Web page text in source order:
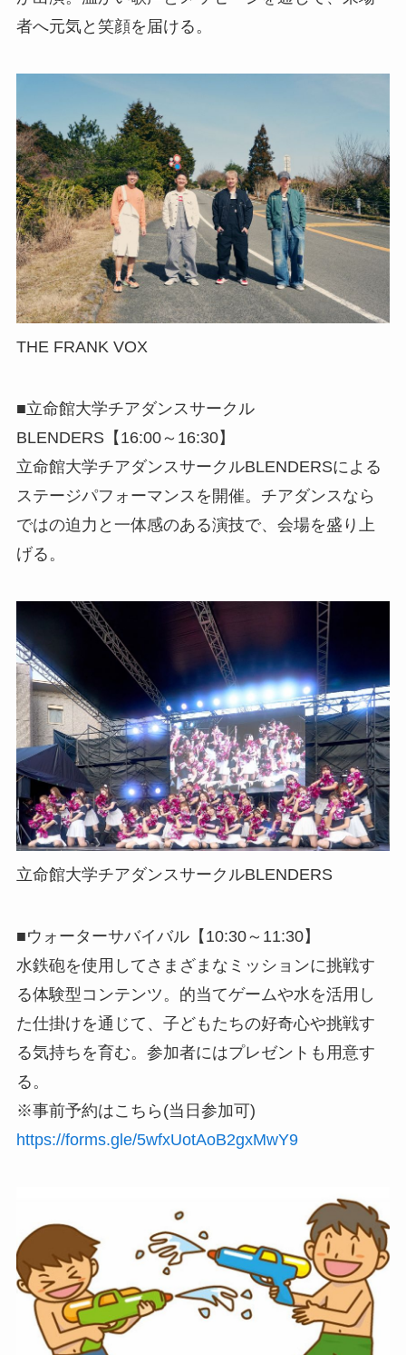
者へ元気と笑顔を届ける。
THE FRANK VOX
■立命館大学チアダンスサークル
BLENDERS【16:00～16:30】
立命館大学チアダンスサークルBLENDERSによる
ステージパフォーマンスを開催。チアダンスなら
ではの迫力と一体感のある演技で、会場を盛り上
げる。
立命館大学チアダンスサークルBLENDERS
■ウォーターサバイバル【10:30～11:30】
水鉄砲を使用してさまざまなミッションに挑戦す
る体験型コンテンツ。的当てゲームや水を活用し
た仕掛けを通じて、子どもたちの好奇心や挑戦す
る気持ちを育む。参加者にはプレゼントも用意す
る。
※事前予約はこちら(当日参加可)
https://forms.gle/5wfxUotAoB2gxMwY9